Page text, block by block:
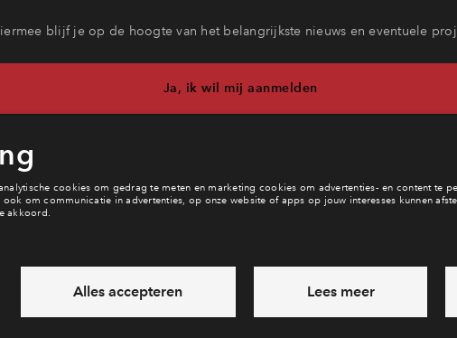
blijf je op de hoogte van het belangrijkste nieuws en eventuele
Ja, ik wil mij aanmelden
Heb je een vraag en wil je direct antwoord? Bel ons op
6 dagen per week beschikbaar (behalve tijdens feestdagen)
via chat en telefoon